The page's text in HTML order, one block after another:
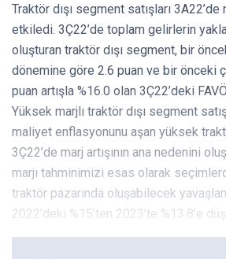
Traktör dışı segment satışları 3A22’de
etkiledi. 3Ç22’de toplam gelirlerin
oluşturan traktör dışı segment, bir
dönemine göre 2.6 puan ve bir önceki
puan artışla %16.0 olan 3Ç22’deki
Yüksek marjlı traktör dışı segment
maliyet enflasyonunu aşan yüksek
3Ç22’de marj artışının ana nedenini
marjı tahminimizi esas olarak
traktör pazarında oluşabilecek
2022’deki %15’ten 2023’te %13.8’e